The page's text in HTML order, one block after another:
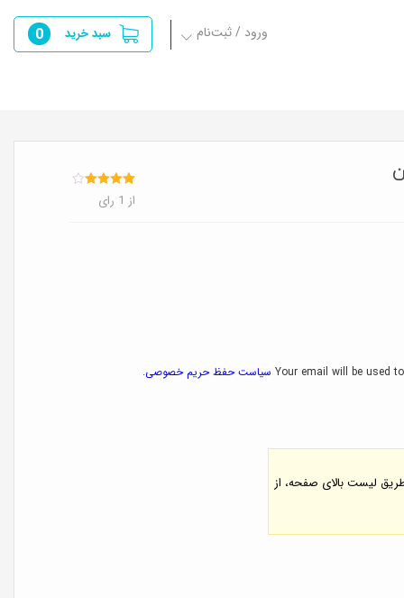
سبد خرید 0 ورود / ثبت‌نام
امتیازدهی
4.00
از 5
1
از 1 رای
Your email will be used سیاست حفظ حریم خصوصی.
لیست بالای صفحه، از